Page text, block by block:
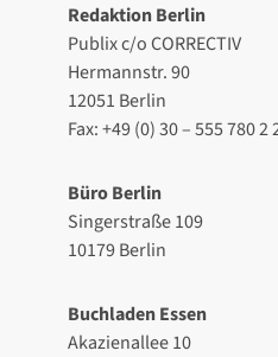
Redaktion Berlin
Publix c/o CORRECTIV
Hermannstr. 90
12051 Berlin
Fax: +49 (0) 30 – 555 780 2
Büro Berlin
Singerstraße 109
10179 Berlin
Buchladen Essen
Akazienallee 10